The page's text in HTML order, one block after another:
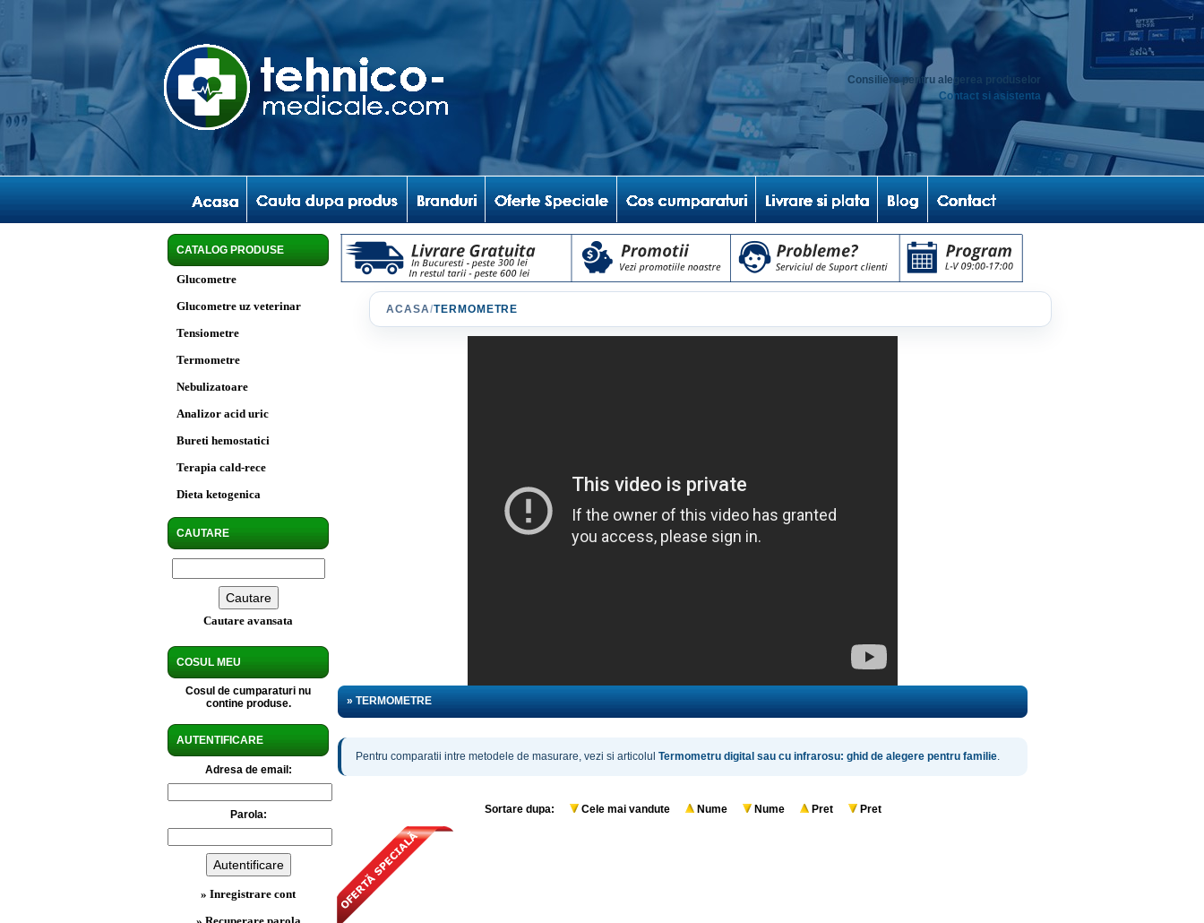
Consiliere pentru alegerea produselor
Contact si asistenta
CATALOG PRODUSE
Glucometre
Glucometre uz veterinar
Tensiometre
Termometre
Nebulizatoare
Analizor acid uric
Bureti hemostatici
Terapia cald-rece
Dieta ketogenica
CAUTARE
Cautare avansata
COSUL MEU
Cosul de cumparaturi nu
contine produse.
AUTENTIFICARE
Adresa de email:
Parola:
» Inregistrare cont
ACASA/TERMOMETRE
» TERMOMETRE
Pentru comparatii intre metodele de masurare, vezi si articolul Termometru digital sau cu infrarosu: ghid de alegere pentru familie.
Sortare dupa: Cele mai vandute Nume Nume Pret Pret